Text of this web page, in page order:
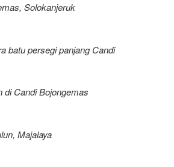
Solokanjeruk
batu persegi panjang Candi
di Candi Bojongemas
Majalaya